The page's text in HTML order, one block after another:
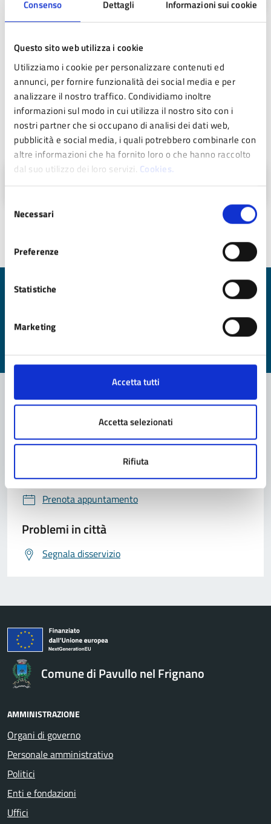
Consenso Dettagli Informazioni sui cookie
Questo sito web utilizza i cookie
Utilizziamo i cookie per personalizzare contenuti ed
annunci, per fornire funzionalità dei social media e per
analizzare il nostro traffico. Condividiamo inoltre
informazioni sul modo in cui utilizza il nostro sito con i
nostri partner che si occupano di analisi dei dati web,
pubblicità e social media, i quali potrebbero combinarle con
altre informazioni che ha fornito loro o che hanno raccolto
dal suo utilizzo dei loro servizi. Cookies.
delNecessari
Preferenze
Statistiche
Marketing
Accetta tutti
Accetta selezionati
Rifiuta
Costi
Gratuito
Contatti
Quanto sono chiare le informazioni su questa
Valuta 5 stelle su 5
Valuta 4 stelle su 5
Valuta 3 stelle su 5
Valuta 2 stelle su 5
Valuta 1 stelle su 5
Contatta il comune
Leggi le domande frequenti
Prenota appuntamento
Problemi in città
Segnala disservizio
Comune di Pavullo nel Frignano
AMMINISTRAZIONE
Organi di governo
Personale amministrativo
Politici
Enti e fondazioni
Uffici